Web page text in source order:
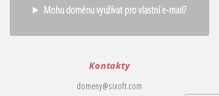
Mohu doménu využívat pro vlastní e-mail?
Kontakty
domeny@sixoft.com